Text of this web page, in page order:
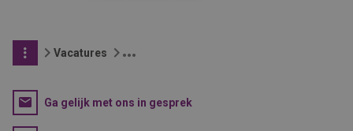
Vacatures
Ga gelijk met ons in gesprek